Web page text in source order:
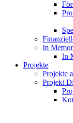
In
In
Projekte
Projekte
Projekt